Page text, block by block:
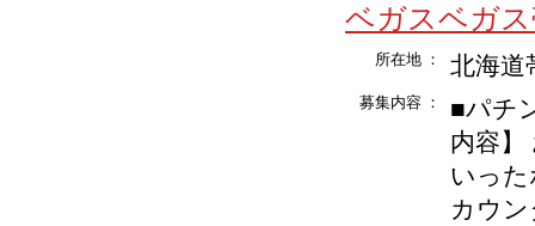
ベガスベガ
所在地 ： 北海道
募集内容 ：
■パチ
内容】
いった
カウン